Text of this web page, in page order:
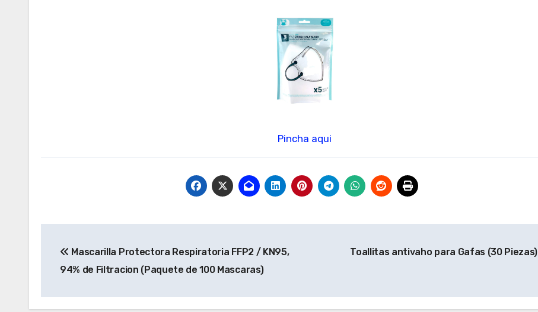
Pincha aqui
de
Mascarilla Protectora Respiratoria FFP2 / KN95,
94% de Filtracion (Paquete de 100 Mascaras)
Toallitas antivaho para Gafas (30 Piezas)